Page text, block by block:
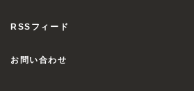
RSSフィード
お問い合わせ